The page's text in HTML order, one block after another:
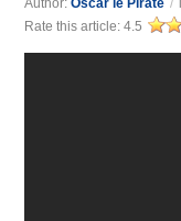
Author:Oscar le Pirate /
Rate this article:4.5